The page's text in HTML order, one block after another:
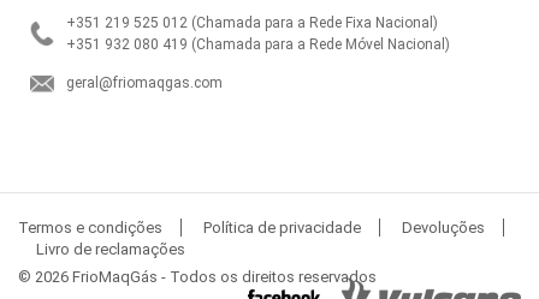
+351 219 525 012 (Chamada para a Rede Fixa Nacional)
+351 932 080 419 (Chamada para a Rede Móvel Nacional)
geral@friomaqgas.com
Termos e condições Política de privacidade
Devoluções
Livro de reclamações
© 2026 FrioMaqGás - Todos os direitos reservados